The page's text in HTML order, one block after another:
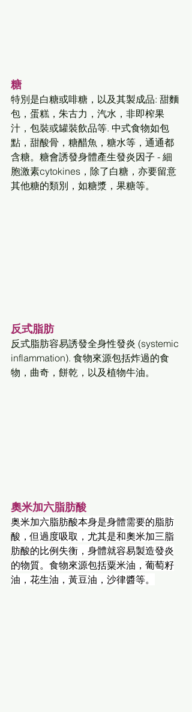
糖
特別是白糖或啡糖，以及其製成品: 甜麵
包，蛋糕，朱古力，汽水，非即榨果
汁，包裝或罐裝飲品等. 中式食物如包
點，甜酸骨，糖醋魚，糖水等，通通都
含糖。糖會誘發身體產生發炎因子 - 細
胞激素cytokines，除了白糖，亦要留意
其他糖的類別，如糖漿，果糖等。
反式脂肪
反式脂肪容易誘發全身性發炎 (systemic
inflammation). 食物來源包括炸過的食
物，曲奇，餅乾，以及植物牛油。
奧米加六脂肪酸
奥米加六脂肪酸本身是身體需要的脂肪
酸，但過度吸取，尤其是和奧米加三脂
肪酸的比例失衡，身體就容易製造發炎
的物質。食物來源包括粟米油，葡萄籽
油，花生油，黃豆油，沙律醬等。